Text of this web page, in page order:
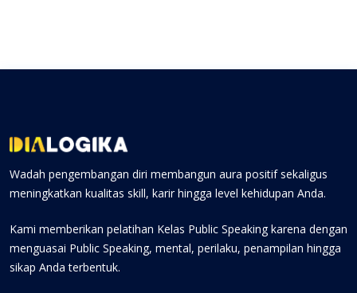
Wadah pengembangan diri membangun aura positif sekaligus
meningkatkan kualitas skill, karir hingga level kehidupan Anda.
Kami memberikan pelatihan Kelas Public Speaking karena dengan
menguasai Public Speaking, mental, perilaku, penampilan hingga
sikap Anda terbentuk.